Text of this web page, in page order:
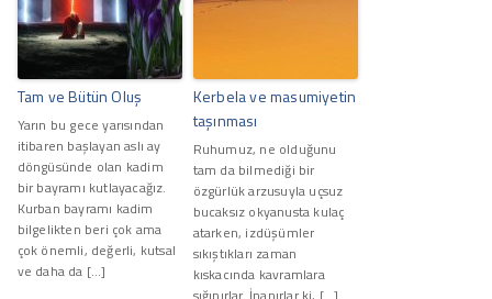
Tam ve Bütün Oluş
Yarın bu gece yarısından
itibaren başlayan aslı ay
döngüsünde olan kadim
bir bayramı kutlayacağız.
Kurban bayramı kadim
bilgelikten beri çok ama
çok önemli, değerli, kutsal
ve daha da […]
Kerbela ve masumiyetin
taşınması
Ruhumuz, ne olduğunu
tam da bilmediği bir
özgürlük arzusuyla uçsuz
bucaksız okyanusta kulaç
atarken, izdüşümler
sıkıştıkları zaman
kıskacında kavramlara